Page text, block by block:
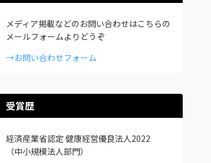
メディア掲載などのお問い合わせはこちらの
メールフォームよりどうぞ
→お問い合わせフォーム
受賞歴
経済産業省認定 健康経営優良法人2022
（中小規模法人部門）